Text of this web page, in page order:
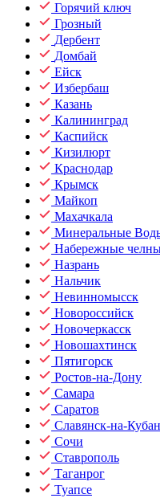
Горячий ключ
Грозный
Дербент
Домбай
Ейск
Избербаш
Казань
Калининград
Каспийск
Кизилюрт
Краснодар
Крымск
Майкоп
Махачкала
Минеральные
Набережные
Назрань
Нальчик
Невинномысск
Новороссийск
Новочеркасск
Новошахтинск
Пятигорск
Ростов-на-Дону
Самара
Саратов
Славянск-на-
Сочи
Ставрополь
Таганрог
Туапсе